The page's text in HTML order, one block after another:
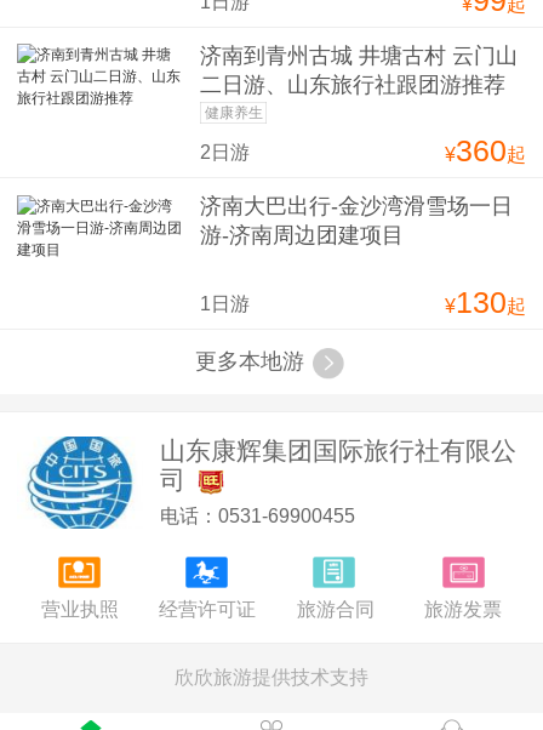
济南到青州古城 井塘古村 云门山
二日游、山东旅行社跟团游推荐
健康养生
2日游 ¥360起
济南大巴出行-金沙湾滑雪场一日
游-济南周边团建项目
1日游 ¥130起
更多本地游
山东康辉集团国际旅行社有限公
司
电话：0531-69900455
营业执照 经营许可证 旅游合同 旅游发票
欣欣旅游提供技术支持